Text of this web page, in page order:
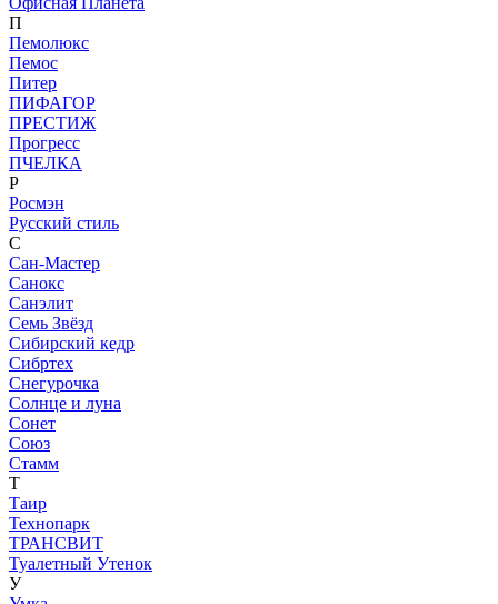
П
Пемолюкс
Пемос
Питер
ПИФАГОР
ПРЕСТИЖ
Прогресс
ПЧЕЛКА
Р
Росмэн
Русский стиль
С
Сан-Мастер
Санокс
Санэлит
Семь Звёзд
Сибирский кедр
Сибртех
Снегурочка
Солнце и луна
Сонет
Союз
Стамм
Т
Таир
Технопарк
ТРАНСВИТ
Туалетный Утенок
У